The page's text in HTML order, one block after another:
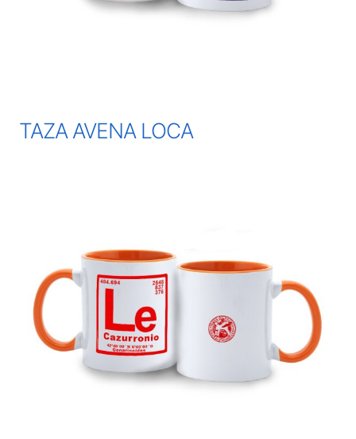
TAZA AVENA LOCA